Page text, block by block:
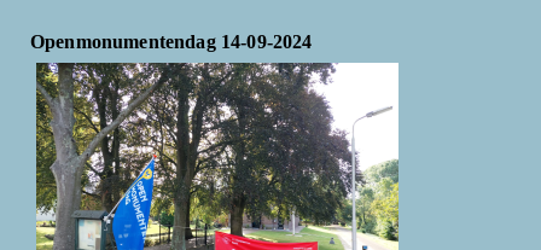
Openmonumentendag 14-09-2024